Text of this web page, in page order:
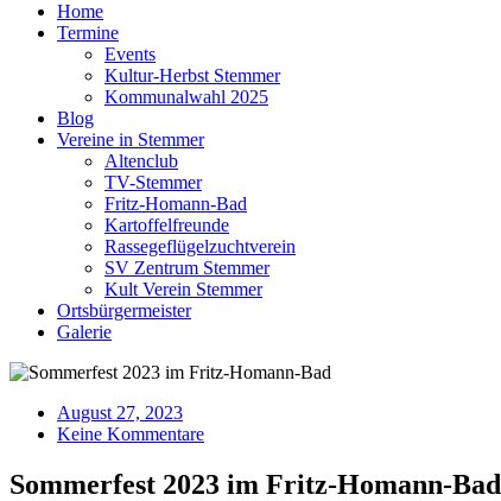
Home
Termine
Events
Kultur-Herbst Stemmer
Kommunalwahl 2025
Blog
Vereine in Stemmer
Altenclub
TV-Stemmer
Fritz-Homann-Bad
Kartoffelfreunde
Rassegeflügelzuchtverein
SV Zentrum Stemmer
Kult Verein Stemmer
Ortsbürgermeister
Galerie
August 27, 2023
Keine Kommentare
Sommerfest 2023 im Fritz-Homann-Bad